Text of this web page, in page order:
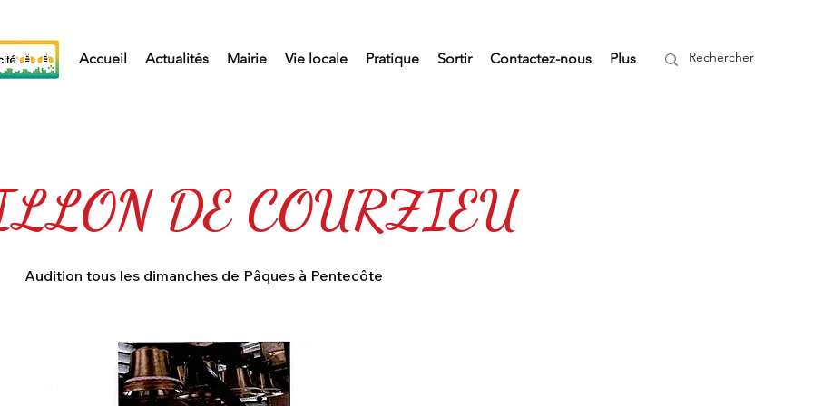
Accueil Actualités Mairie Vie locale Pratique Sortir Contactez-nous Plus
DE COURZIEU
Audition tous les dimanches de Pâques à Pentecôte